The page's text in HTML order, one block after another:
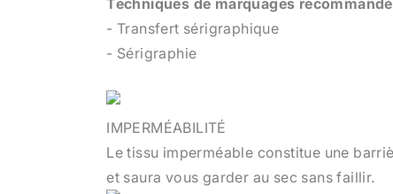
Techniques de marquages
- Transfert sérigraphique
- Sérigraphie
IMPERMÉABILITÉ
Le tissu imperméable constitue une
et saura vous garder au sec sans faillir.